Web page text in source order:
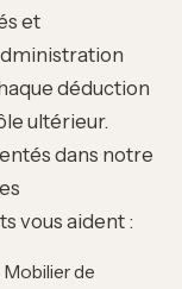
et
déduction
ultérieur.
dans notre
vous aident :
Mobilier de